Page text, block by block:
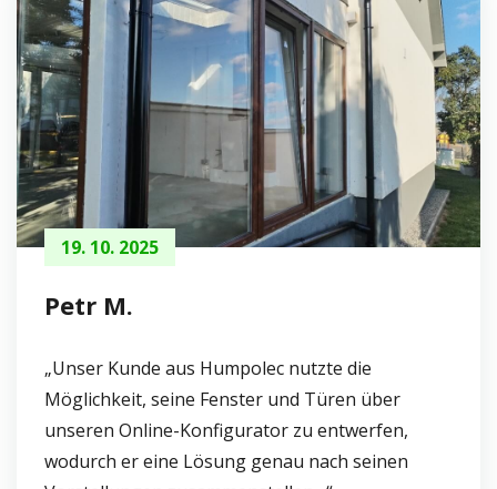
19. 10. 2025
Petr M.
„Unser Kunde aus Humpolec nutzte die
Möglichkeit, seine Fenster und Türen über
unseren Online-Konfigurator zu entwerfen,
wodurch er eine Lösung genau nach seinen